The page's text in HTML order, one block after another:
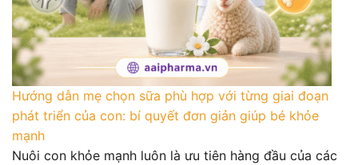
Hướng dẫn mẹ chọn sữa phù hợp với từng giai đoạn
phát triển của con: bí quyết đơn giản giúp bé khỏe
mạnh
Nuôi con khỏe mạnh luôn là ưu tiên hàng đầu của các